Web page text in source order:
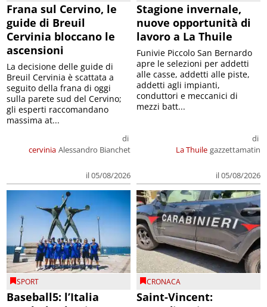
Frana sul Cervino, le
guide di Breuil
Cervinia bloccano le
ascensioni
cervinia
di
Alessandro Bianchet
il 05/08/2026
La decisione delle guide di
Breuil Cervinia è scattata a
seguito della frana di oggi
sulla parete sud del Cervino;
gli esperti raccomandano
massima at...
Stagione invernale,
nuove opportunità di
lavoro a La Thuile
La Thuile
di
gazzettamatin
il 05/08/2026
Funivie Piccolo San Bernardo
apre le selezioni per addetti
alle casse, addetti alle piste,
addetti agli impianti,
conduttori e meccanici di
mezzi batt...
SPORT
Baseball5: l’Italia
CRONACA
Saint-Vincent: